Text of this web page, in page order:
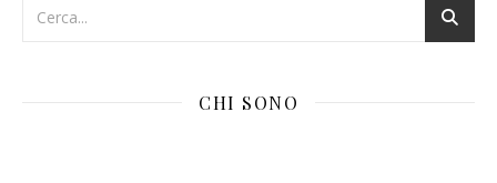
CHI SONO